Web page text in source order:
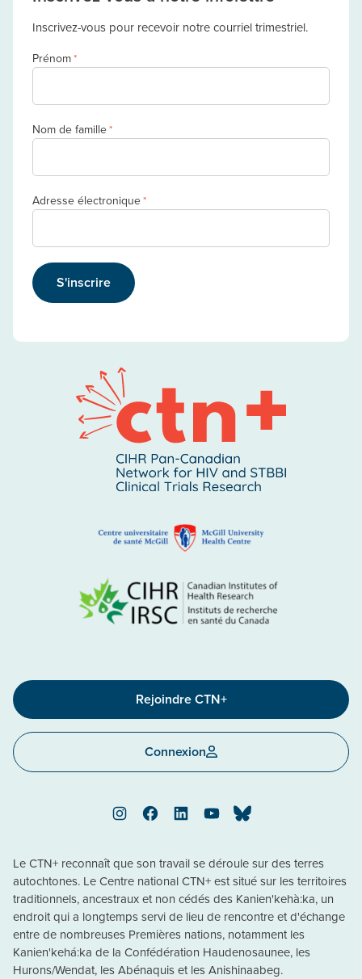
Inscrivez-vous pour recevoir notre courriel trimestriel.
Prénom*
Nom de famille*
Adresse électronique*
S'inscrire
Rejoindre CTN+
Connexion
InstagramFacebookLinkedInYouTubeBluesky
Le CTN+ reconnaît que son travail se déroule sur des terres
autochtones. Le Centre national CTN+ est situé sur les territoires
traditionnels, ancestraux et non cédés des Kanien'kehà:ka, un
endroit qui a longtemps servi de lieu de rencontre et d'échange
entre de nombreuses Premières nations, notamment les
Kanien'kehá:ka de la Confédération Haudenosaunee, les
Hurons/Wendat, les Abénaquis et les Anishinaabeg.